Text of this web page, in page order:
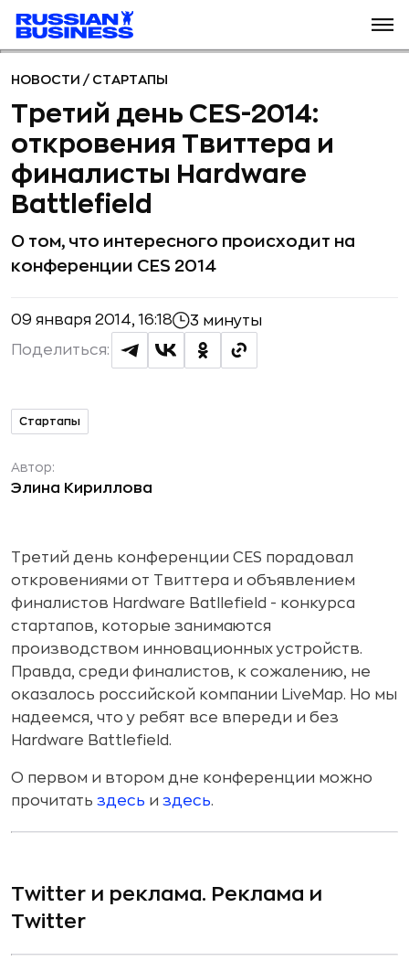
НОВОСТИ / СТАРТАПЫ
Третий день CES-2014:
откровения Твиттера и
финалисты Hardware
Battlefield
О том, что интересного происходит на
конференции CES 2014
09 января 2014, 16:18 3 минуты
Поделиться:
Стартапы
Автор:
Элина Кириллова
Третий день конференции CES порадовал
откровениями от Твиттера и объявлением
финалистов Hardware Batllefield - конкурса
стартапов, которые занимаются
производством инновационных устройств.
Правда, среди финалистов, к сожалению, не
оказалось российской компании LiveMap. Но мы
надеемся, что у ребят все впереди и без
Hardware Battlefield.
О первом и втором дне конференции можно
прочитать здесь и здесь.
Twitter и реклама. Реклама и
Twitter